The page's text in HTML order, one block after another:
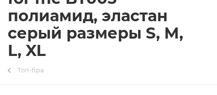
полиамид, эластан
серый размеры S, M,
L, XL
Топ-бра